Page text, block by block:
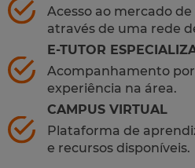
Acesso ao mercado
através de uma rede
E-TUTOR
Acompanhamento
experiência na área.
CAMPUS VIRTUAL
Plataforma de
e recursos disponíveis.